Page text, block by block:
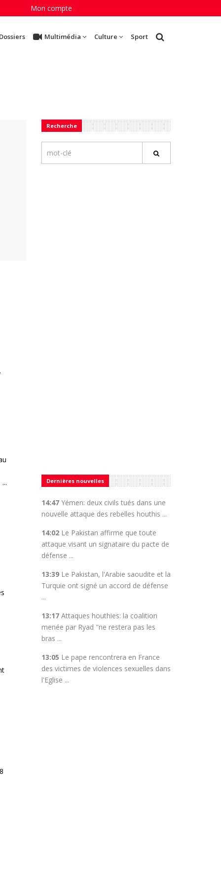
Mon compte
Multimédia Culture Sport
Recherche
Dernières nouvelles
14:47 Yémen: deux civils tués dans une
nouvelle attaque des rebelles houthis ...
14:02 Le Pakistan affirme que toute
attaque visant un signataire du pacte de
défense ...
13:39 Le Pakistan, l'Arabie saoudite et la
Turquie ont signé un accord de défense
...
13:17 Attaques houthies: la coalition
menée par Ryad "ne restera pas les
bras ...
13:05 Le pape rencontrera en France
des victimes de violences sexuelles dans
l'Eglise ...